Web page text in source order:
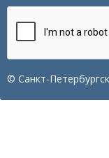
© Санкт-